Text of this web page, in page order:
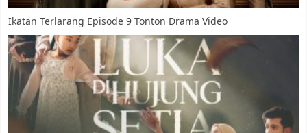
Ikatan Terlarang Episode 9 Tonton Drama Video